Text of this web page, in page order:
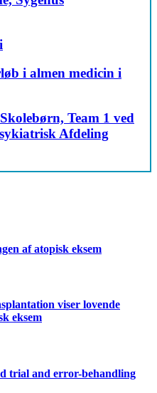
i almen medicin i
Team 1 ved
Afdeling
af atopisk eksem
viser lovende
eksem
trial and error-behandling